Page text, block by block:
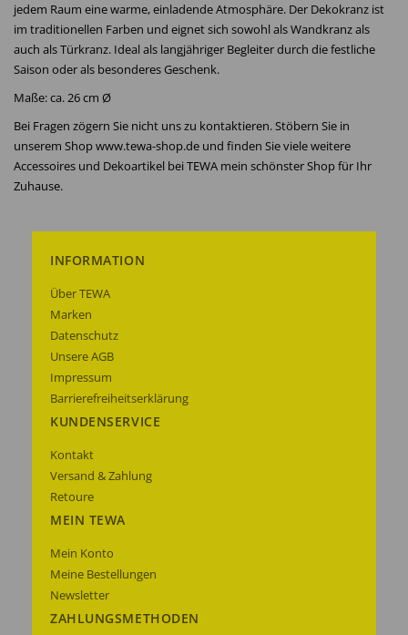
jedem Raum eine warme, einladende Atmosphäre. Der Dekokranz ist
im traditionellen Farben und eignet sich sowohl als Wandkranz als
auch als Türkranz. Ideal als langjähriger Begleiter durch die festliche
Saison oder als besonderes Geschenk.
Maße: ca. 26 cm Ø
Bei Fragen zögern Sie nicht uns zu kontaktieren. Stöbern Sie in
unserem Shop www.tewa-shop.de und finden Sie viele weitere
Accessoires und Dekoartikel bei TEWA mein schönster Shop für Ihr
Zuhause.
INFORMATION
Über TEWA
Marken
Datenschutz
Unsere AGB
Impressum
Barrierefreiheitserklärung
KUNDENSERVICE
Kontakt
Versand & Zahlung
Retoure
MEIN TEWA
Mein Konto
Meine Bestellungen
Newsletter
ZAHLUNGSMETHODEN